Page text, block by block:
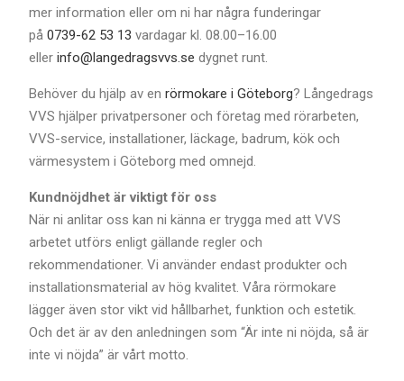
mer information eller om ni har några funderingar
på 0739-62 53 13 vardagar kl. 08.00–16.00
eller info@langedragsvvs.se dygnet runt.
Behöver du hjälp av en rörmokare i Göteborg? Långedrags
VVS hjälper privatpersoner och företag med rörarbeten,
VVS-service, installationer, läckage, badrum, kök och
värmesystem i Göteborg med omnejd.
Kundnöjdhet är viktigt för oss
När ni anlitar oss kan ni känna er trygga med att VVS
arbetet utförs enligt gällande regler och
rekommendationer. Vi använder endast produkter och
installationsmaterial av hög kvalitet. Våra rörmokare
lägger även stor vikt vid hållbarhet, funktion och estetik.
Och det är av den anledningen som “Är inte ni nöjda, så är
inte vi nöjda” är vårt motto.